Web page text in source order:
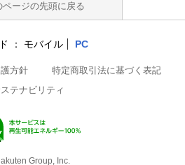
ページの先頭に戻る
モバイル PC
方針
特定商取引法に基づく表記
テナビリティ
Group, Inc.